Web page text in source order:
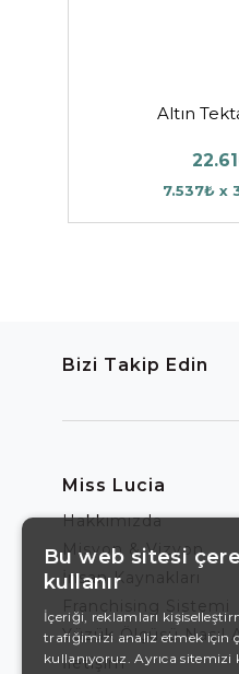
Altın
7.537₺ x
Bizi Takip Edin
Miss Lucia
Hakkımızda
Misyon & Vizyon
İnsan Kaynakları
Yüzük Ölçüsü Nasıl
İletişim
Bu web sitesi
kullanır
İçeriği, reklamları
trafiğimizi analiz etmek için
kullanıyoruz. Ayrıca sitemizi